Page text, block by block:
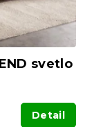
svetlo
Detail